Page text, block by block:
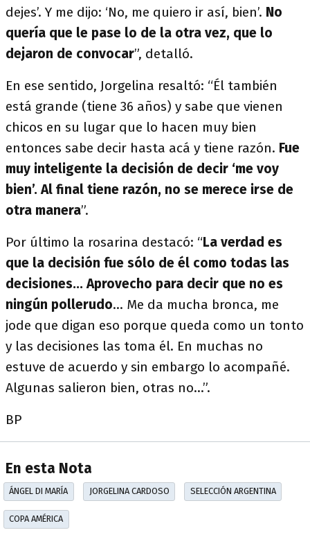
dejes’. Y me dijo: ‘No, me quiero ir así, bien’. No
quería que le pase lo de la otra vez, que lo
dejaron de convocar”, detalló.
En ese sentido, Jorgelina resaltó: “Él también
está grande (tiene 36 años) y sabe que vienen
chicos en su lugar que lo hacen muy bien
entonces sabe decir hasta acá y tiene razón. Fue
muy inteligente la decisión de decir ‘me voy
bien’. Al final tiene razón, no se merece irse de
otra manera”.
Por último la rosarina destacó: “La verdad es
que la decisión fue sólo de él como todas las
decisiones... Aprovecho para decir que no es
ningún pollerudo... Me da mucha bronca, me
jode que digan eso porque queda como un tonto
y las decisiones las toma él. En muchas no
estuve de acuerdo y sin embargo lo acompañé.
Algunas salieron bien, otras no...”.
BP
En esta Nota
ÁNGEL DI MARÍA JORGELINA CARDOSO SELECCIÓN ARGENTINA
COPA AMÉRICA